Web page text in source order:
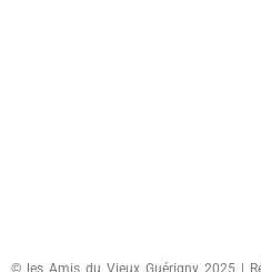
© les Amis du Vieux Guérigny 2025 |